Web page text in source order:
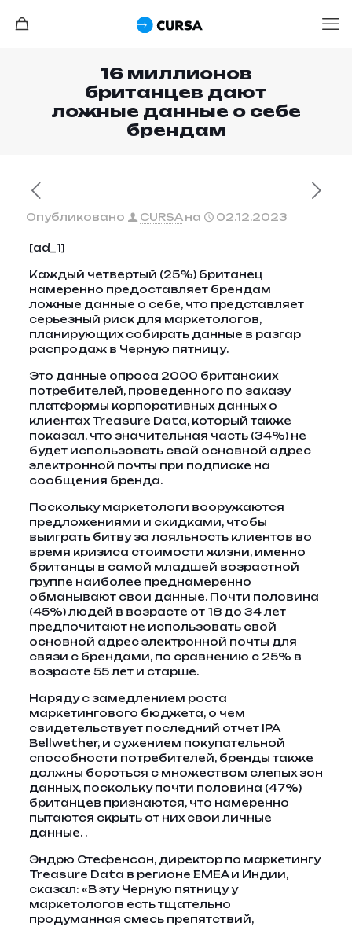
16 миллионов
британцев дают
ложные данные о себе
брендам
Опубликовано CURSA на 02.12.2023
[ad_1]
Каждый четвертый (25%) британец
намеренно предоставляет брендам
ложные данные о себе, что представляет
серьезный риск для маркетологов,
планирующих собирать данные в разгар
распродаж в Черную пятницу.
Это данные опроса 2000 британских
потребителей, проведенного по заказу
платформы корпоративных данных о
клиентах Treasure Data, который также
показал, что значительная часть (34%) не
будет использовать свой основной адрес
электронной почты при подписке на
сообщения бренда.
Поскольку маркетологи вооружаются
предложениями и скидками, чтобы
выиграть битву за лояльность клиентов во
время кризиса стоимости жизни, именно
британцы в самой младшей возрастной
группе наиболее преднамеренно
обманывают свои данные. Почти половина
(45%) людей в возрасте от 18 до 34 лет
предпочитают не использовать свой
основной адрес электронной почты для
связи с брендами, по сравнению с 25% в
возрасте 55 лет и старше.
Наряду с замедлением роста
маркетингового бюджета, о чем
свидетельствует последний отчет IPA
Bellwether, и сужением покупательной
способности потребителей, бренды также
должны бороться с множеством слепых зон
данных, поскольку почти половина (47%)
британцев признаются, что намеренно
пытаются скрыть от них свои личные
данные. .
Эндрю Стефенсон, директор по маркетингу
Treasure Data в регионе EMEA и Индии,
сказал: «В эту Черную пятницу у
маркетологов есть тщательно
продуманная смесь препятствий,